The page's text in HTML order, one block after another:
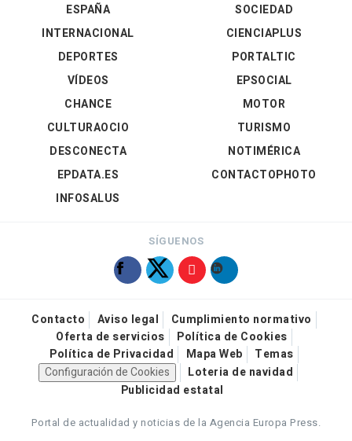
ESPAÑA
INTERNACIONAL
DEPORTES
VÍDEOS
SOCIEDAD
CIENCIAPLUS
PORTALTIC
EPSOCIAL
CHANCE
CULTURAOCIO
DESCONECTA
EPDATA.ES
INFOSALUS
MOTOR
TURISMO
NOTIMÉRICA
CONTACTOPHOTO
SÍGUENOS
Contacto Aviso legal
Cumplimiento normativo
Oferta de servicios
Política de Cookies
Política de Privacidad
Mapa Web
Temas
Configuración de Cookies
Loteria de navidad
Publicidad estatal
Portal de actualidad y noticias de la Agencia Europa Press.